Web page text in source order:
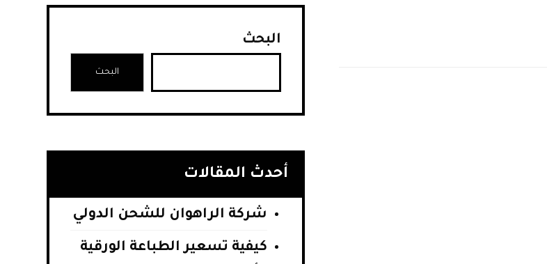
البحث
البحث
أحدث المقالات
شركة الراهوان للشحن الدولي
كيفية تسعير الطباعة الورقية